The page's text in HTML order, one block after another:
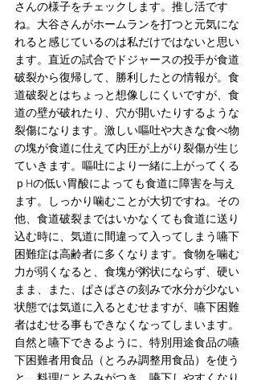
さんの様子をチェックします。推し活です
ね。大谷さんがホームランを打つと元気にな
れると感じているのは私だけではないと思い
ます。直近の試合でドジャースの投手が食道
破裂から復帰して、勝利したとの情報が。食
道破裂とはちょっと想像しにくいですが、食
道の壁が破れたり、穴が開いたりするような
裂傷になります。激しい嘔吐や大きな食べ物
の塊が食道に仕えて内圧が上がり裂傷が生じ
ていきます。嘔吐により一緒に上がってくる
ｐHの低い胃酸によっても食道に障害を与え
ます。しっかり噛むことが大切ですね。その
他、食道破裂まではいかなくても食道に送り
込む時に、気道に間違って入ってしまう嚥下
困難症は高齢者に多くなります。食物を噛む
力が弱くなると、食塊が粥状にならず、硬い
まま、また、ぱさぱさの刻みで水分が少ない
状態では気道に入るとむせますが、嚥下困難
者はむせる事もできなくなってしまいます。
自然と嚥下できるように、特別用途食品の嚥
下困難者用食品（とろみ調整用食品）を使う